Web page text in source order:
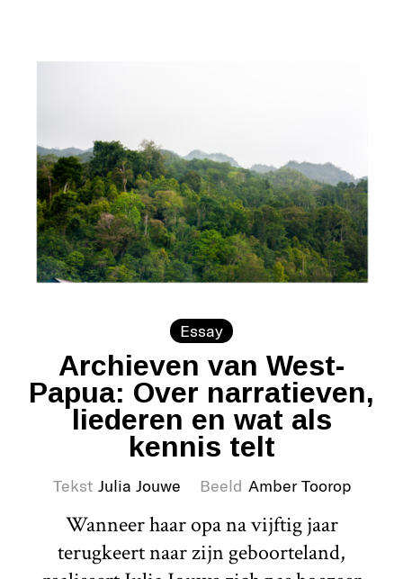
Essay
Archieven van West-
Papua: Over narratieven,
liederen en wat als
kennis telt
Tekst Julia Jouwe Beeld Amber Toorop
Wanneer haar opa na vijftig jaar
terugkeert naar zijn geboorteland,